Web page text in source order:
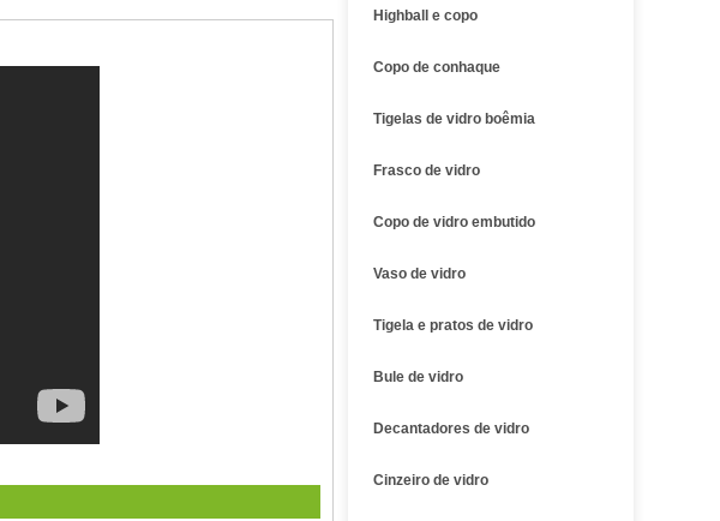
Highball e copo
Copo de conhaque
Tigelas de vidro boêmia
Frasco de vidro
Copo de vidro embutido
Vaso de vidro
Tigela e pratos de vidro
Bule de vidro
Decantadores de vidro
Cinzeiro de vidro